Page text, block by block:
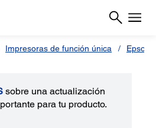
Impresoras de función única Epson
sobre una actualización
para tu producto.